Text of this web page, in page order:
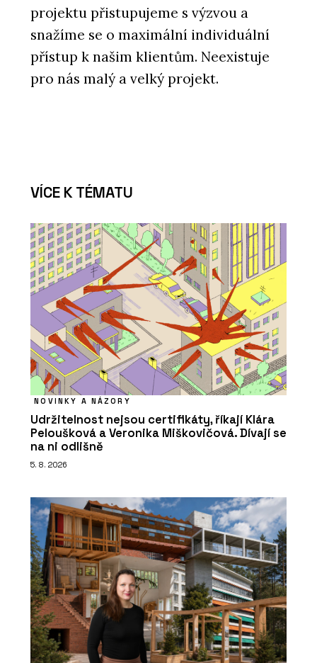
projektu přistupujeme s výzvou a
snažíme se o maximální individuální
přístup k našim klientům. Neexistuje
pro nás malý a velký projekt.
VÍCE K TÉMATU
NOVINKY A NÁZORY
Udržitelnost nejsou certifikáty, říkají Klára
Peloušková a Veronika Miškovičová. Dívají se
na ni odlišně
5. 8. 2026